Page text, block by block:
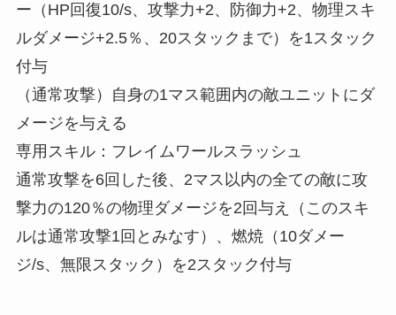
ー（HP回復10/s、攻撃力+2、防御力+2、物理スキ
ルダメージ+2.5％、20スタックまで）を1スタック
付与
（通常攻撃）自身の1マス範囲内の敵ユニットにダ
メージを与える
専用スキル：フレイムワールスラッシュ
通常攻撃を6回した後、2マス以内の全ての敵に攻
撃力の120％の物理ダメージを2回与え（このスキ
ルは通常攻撃1回とみなす）、燃焼（10ダメー
ジ/s、無限スタック）を2スタック付与